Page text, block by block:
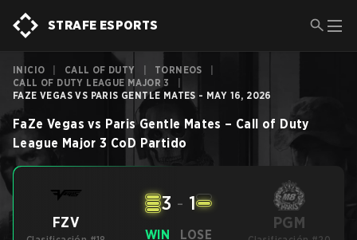
STRAFE ESPORTS
INICIO CALL OF DUTY TORNEOS
CALL OF DUTY LEAGUE MAJOR 3
FAZE VEGAS VS PARIS GENTLE MATES - MAY 16, 2026
FaZe Vegas vs Paris Gentle Mates – Call of Duty
League Major 3 CoD Partido
FZV
WIN
3 - 1
LOSE
PGM